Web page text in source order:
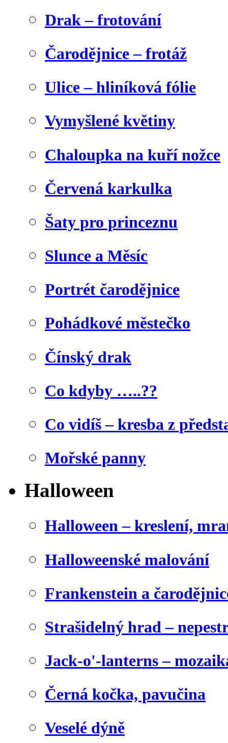
Drak – frotování
Čarodějnice – frotáž
Ulice – hliníková fólie
Vymyšlené květiny
Chaloupka na kuří nožce
Červená karkulka
Šaty pro princeznu
Slunce a Měsíc
Portrét čarodějnice
Pohádkové městečko
Čínský drak
Co kdyby …..??
Co vidíš – kresba z
Mořské panny
Halloween
Halloween – kreslení,
Halloweenské malování
Frankenstein a
Strašidelný hrad –
Jack-o'-lanterns –
Černá kočka, pavučina
Veselé dýně